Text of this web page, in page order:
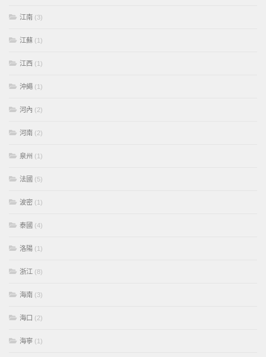
江南 (3)
江蘇 (1)
江西 (1)
沖繩 (1)
河內 (2)
河南 (2)
泉州 (1)
法國 (5)
波密 (1)
泰國 (4)
洛陽 (1)
浙江 (8)
海南 (3)
海口 (2)
海寧 (1)